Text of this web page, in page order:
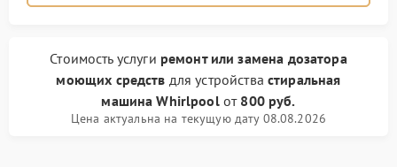
Стоимость услуги ремонт или замена дозатора
моющих средств для устройства стиральная
машина Whirlpoolот 800 руб.
Цена актуальна на текущую дату 08.08.2026